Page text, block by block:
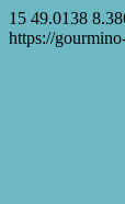
15 49.0138
https://